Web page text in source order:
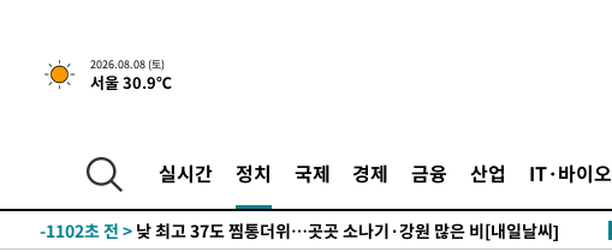
2026.08.08 (토)
서울 30.9℃
실시간 정치 국제 경제 금융 산업 IT·바이오
↓-12551초 전 >[속보]이 대통령 "부동산 공급 기존 사고방식 매달리지 말고 과감히
실천"
-11636초 전 >이란, "오만과 '중앙 단일 루트' 합의…북쪽 인바운드·남쪽 아웃바
-3168초 전 >
[속보]이 대통령, '호우피해' 안동·의성 관할 4개 면 특별재난지역 선
-3131초 전 >
갈 수도
-1102초 전 > 낮 최고 37도 찜통더위…곳곳 소나기·강원 많은 비[내일날씨]